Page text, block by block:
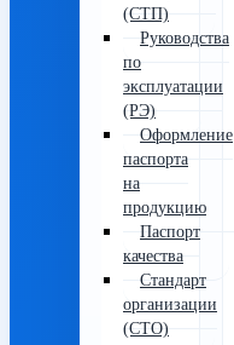
(СТП)
Руководства
по
эксплуатации
(РЭ)
Оформление
паспорта
на
продукцию
Паспорт
качества
Стандарт
организации
(СТО)